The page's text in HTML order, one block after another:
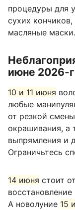
процедуры для
сухих
масляные маски.
июне 2026-
10 и 11 июня
любые
от резкой
окрашивания, а
выпрямления и
Ограничьтесь
14 июня стоит
А новолуние 15